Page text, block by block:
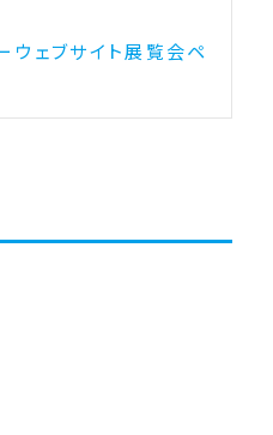
ウェブサイト展覧会ペ